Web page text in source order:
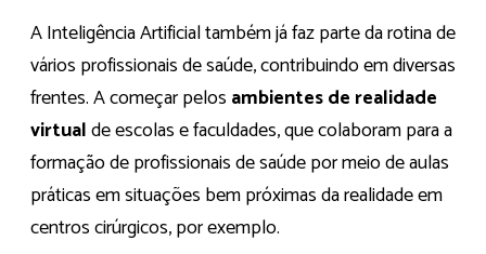
A Inteligência Artificial também já faz parte da rotina de
vários profissionais de saúde, contribuindo em diversas
frentes. A começar pelos ambientes de realidade
virtualde escolas e faculdades, que colaboram para a
formação de profissionais de saúde por meio de aulas
práticas em situações bem próximas da realidade em
centros cirúrgicos, por exemplo.